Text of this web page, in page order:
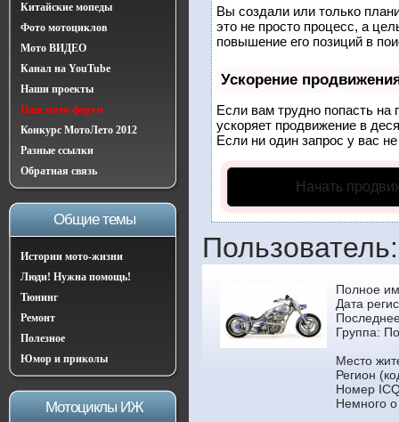
Китайские мопеды
Фото мотоциклов
Мото ВИДЕО
Канал на YouTube
Наши проекты
Наш мото-форум
Конкурс МотоЛето 2012
Разные ссылки
Обратная связь
Общие темы
Истории мото-жизни
Люди! Нужна помощь!
Тюнинг
Ремонт
Полезное
Юмор и приколы
Мотоциклы ИЖ
Вы создали или только
это не просто процесс, а
повышение его позиций в
Ускорение
Если вам трудно попасть на
ускоряет продвижение в
Если ни один запрос у вас
Начать
Полное
Дата
Группа:
Место
Регион
Номер
Немного